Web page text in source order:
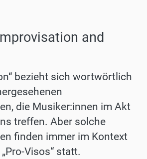
and
bezieht sich wortwörtlich
die Musiker:innen im Akt
treffen. Aber solche
finden immer im Kontext
Visos“ statt.